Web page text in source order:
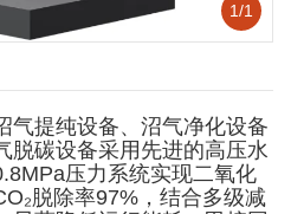
1/1
气提纯设备、沼气净化设备
脱碳设备采用先进的高压水
压力系统实现二氧化
脱除率97%，结合多级减